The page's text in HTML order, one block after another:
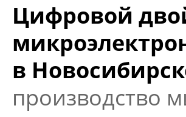
Цифровой
в
производство